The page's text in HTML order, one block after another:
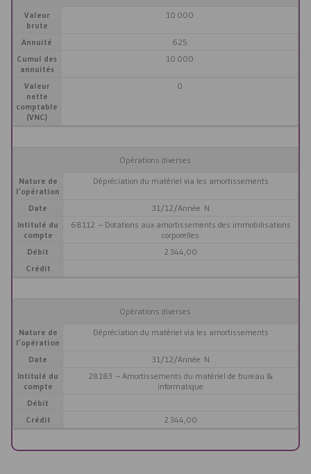
Valeur
brute
10 000
Annuité
625
Cumul des
annuités
10 000
Valeur
nette
comptable
(VNC)
0
Opérations diverses
Nature de
l’opération
Dépréciation du matériel via les amortissements
Date
31/12/Année N
Intitulé du
compte
68112 – Dotations aux amortissements des immobilisations
corporelles
Débit
2 344,00
Crédit
Opérations diverses
Nature de
l’opération
Dépréciation du matériel via les amortissements
Date
31/12/Année N
Intitulé du
compte
28183 – Amortissements du matériel de bureau &
informatique
Débit
Crédit
2 344,00